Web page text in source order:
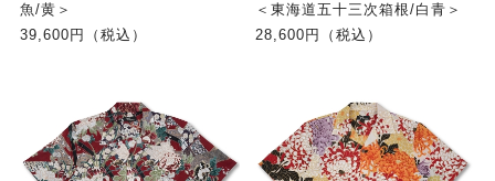
魚/黄＞
39,600円（税込）
＜東海道五十三次箱根/白青＞
28,600円（税込）